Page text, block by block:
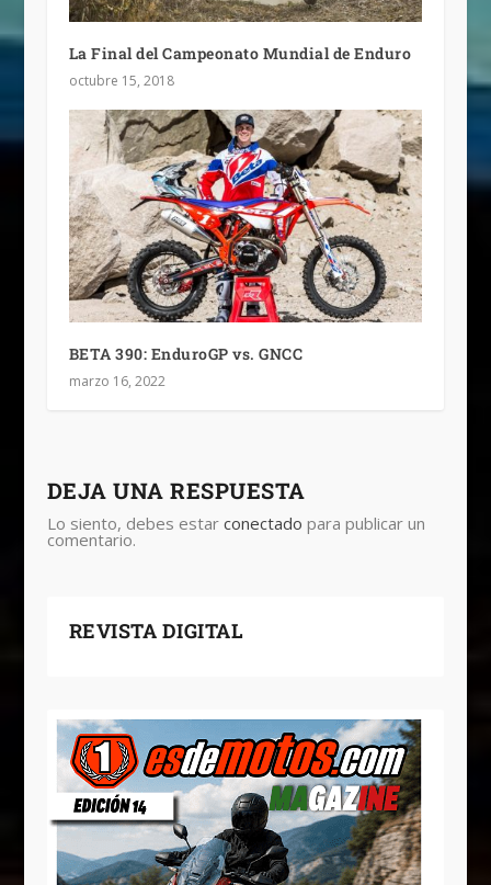
La Final del Campeonato Mundial de Enduro
octubre 15, 2018
BETA 390: EnduroGP vs. GNCC
marzo 16, 2022
DEJA UNA RESPUESTA
Lo siento, debes estar conectado para publicar un
comentario.
REVISTA DIGITAL